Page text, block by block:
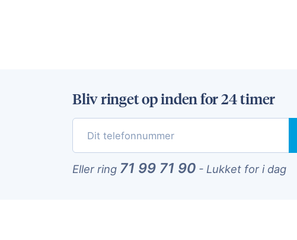
Bliv ringet op inden for 24 timer
Eller ring 71 99 71 90 - Lukket for i dag